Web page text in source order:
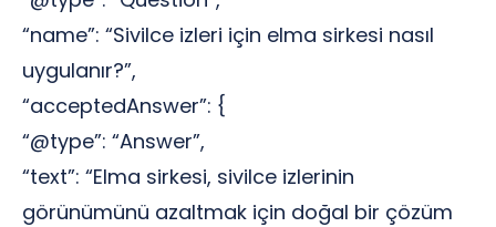
“name”: “Sivilce izleri için elma sirkesi nasıl
uygulanır?”,
“acceptedAnswer”: {
“@type”: “Answer”,
“text”: “Elma sirkesi, sivilce izlerinin
görünümünü azaltmak için doğal bir çözüm